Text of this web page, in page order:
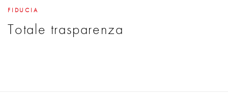
FIDUCIA
Totale trasparenza